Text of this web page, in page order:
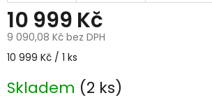
10 999 Kč
9 090,08 Kč bez DPH
Měrná
10 999 Kč / 1 ks
Skladem (2 ks)